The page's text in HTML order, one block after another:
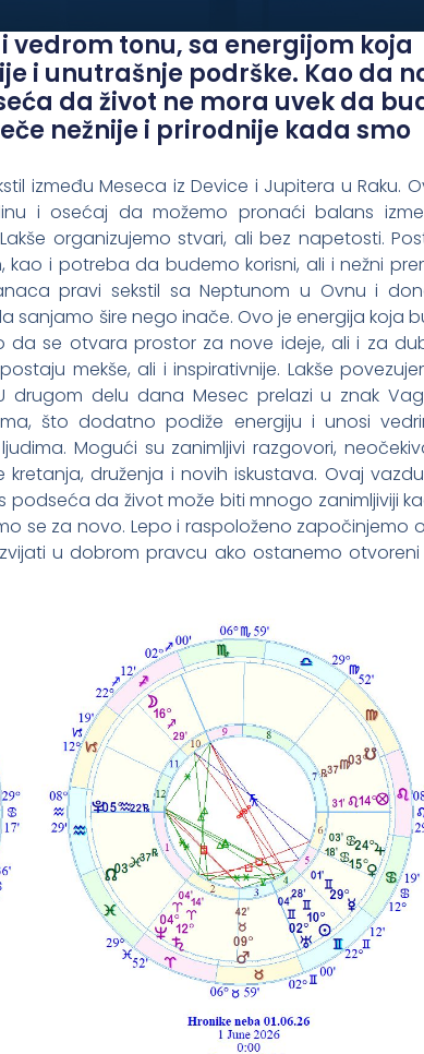
vedrom tonu, sa energijom koja
i unutrašnje podrške. Kao da
da život ne mora uvek da
nežnije i prirodnije kada smo
između Meseca iz Device i Jupitera u Raku.
i osećaj da možemo pronaći balans
organizujemo stvari, ali bez napetosti.
i potreba da budemo korisni, ali i nežni
pravi sekstil sa Neptunom u Ovnu i
sanjamo šire nego inače. Ovo je energija koja
da se otvara prostor za nove ideje, ali i za
mekše, ali i inspirativnije. Lakše
drugom delu dana Mesec prelazi u znak
što dodatno podiže energiju i unosi
Mogući su zanimljivi razgovori,
druženja i novih iskustava. Ovaj
da život može biti mnogo zanimljiviji
se za novo. Lepo i raspoloženo započinjemo
u dobrom pravcu ako ostanemo otvoreni